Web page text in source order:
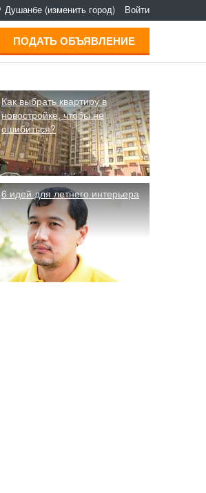
Душанбе (изменить город) Войти
ПОДАТЬ ОБЪЯВЛЕНИЕ
Как выбрать квартиру в
новостройке, чтобы не
ошибиться?
6 идей для летнего интерьера